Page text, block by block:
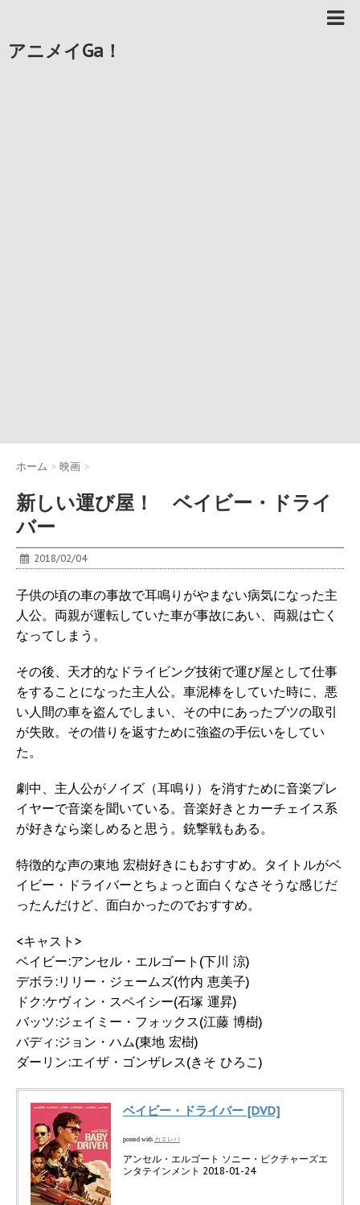
アニメイGa！
ホーム > 映画 >
新しい運び屋！ ベイビー・ドライ
バー
2018/02/04
子供の頃の車の事故で耳鳴りがやまない病気になった主
人公。両親が運転していた車が事故にあい、両親は亡く
なってしまう。
その後、天才的なドライビング技術で運び屋として仕事
をすることになった主人公。車泥棒をしていた時に、悪
い人間の車を盗んでしまい、その中にあったブツの取引
が失敗。その借りを返すために強盗の手伝いをしてい
た。
劇中、主人公がノイズ（耳鳴り）を消すために音楽プレ
イヤーで音楽を聞いている。音楽好きとカーチェイス系
が好きなら楽しめると思う。銃撃戦もある。
特徴的な声の東地 宏樹好きにもおすすめ。タイトルがベ
イビー・ドライバーとちょっと面白くなさそうな感じだ
ったんだけど、面白かったのでおすすめ。
<キャスト>
ベイビー:アンセル・エルゴート(下川 涼)
デボラ:リリー・ジェームズ(竹内 恵美子)
ドク:ケヴィン・スペイシー(石塚 運昇)
バッツ:ジェイミー・フォックス(江藤 博樹)
バディ:ジョン・ハム(東地 宏樹)
ダーリン:エイザ・ゴンザレス(きそ ひろこ)
ベイビー・ドライバー [DVD]
posted with カエレバ
アンセル・エルゴート ソニー・ピクチャーズエ
ンタテインメント 2018-01-24